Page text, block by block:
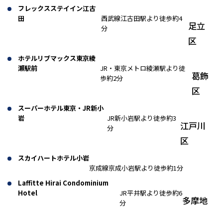
フレックスステイイン江古
田
西武線江古田駅より徒歩約4
分
足立
区
ホテルリブマックス東京綾
瀬駅前
JR・東京メトロ綾瀬駅より徒
歩約2分
葛飾
区
スーパーホテル東京・JR新小
岩
JR新小岩駅より徒歩約3
分
江戸川
区
スカイハートホテル小岩
京成線京成小岩駅より徒歩約1分
Laffitte Hirai Condominium
Hotel
JR平井駅より徒歩約6
分
多摩地